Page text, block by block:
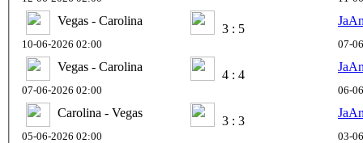
Vegas - Carolina
3 : 5
10-06-2026 02:00 07-
Vegas - Carolina
4 : 4
07-06-2026 02:00 06-
Carolina - Vegas
3 : 3
05-06-2026 02:00 03-